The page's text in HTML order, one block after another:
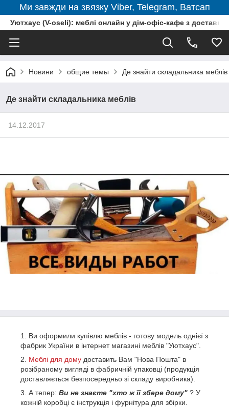
Ми завжди на звязку Viber, Telegram, Ватсап
Уютхаус (V-oseli): меблі онлайн у дім-офіс-кафе з
Новини общие темы Де знайти складальника меблів
Де знайти складальника меблів
14.12.2017
Ви оформили купівлю меблів - готову модель однієї з
фабрик України в інтернет магазині меблів "Уютхаус".
Меблі для дому доставить Вам "Нова Пошта" в
розібраному вигляді в фабричній упаковці (продукція
доставляється безпосередньо зі складу виробника).
А тепер: Ви не знаєте "хто ж її збере дому" ? У
кожній коробці є інструкція і фурнітура для збірки.